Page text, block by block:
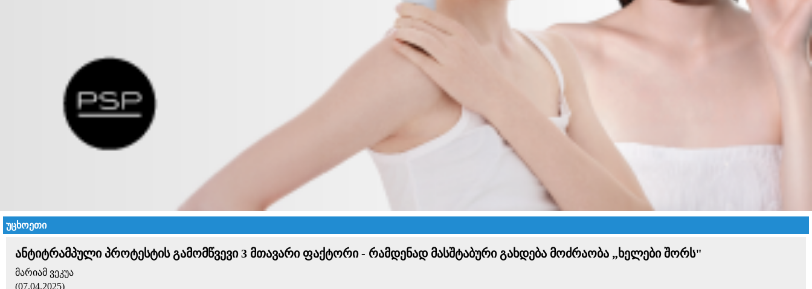
უცხოეთი
ანტიტრამპული პროტესტის გამომწვევი 3 მთავარი ფაქტორი - რამდენად მასშტაბური გახდება მოძრაობა „ხელები შორს"
მარიამ ვეკუა
(07.04.2025)